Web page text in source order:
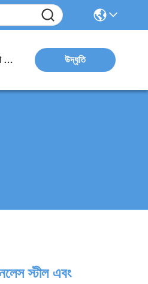
আমাদের সাথে যোগাযোগ করুন উদ্ধৃতি
স্টীল এবং